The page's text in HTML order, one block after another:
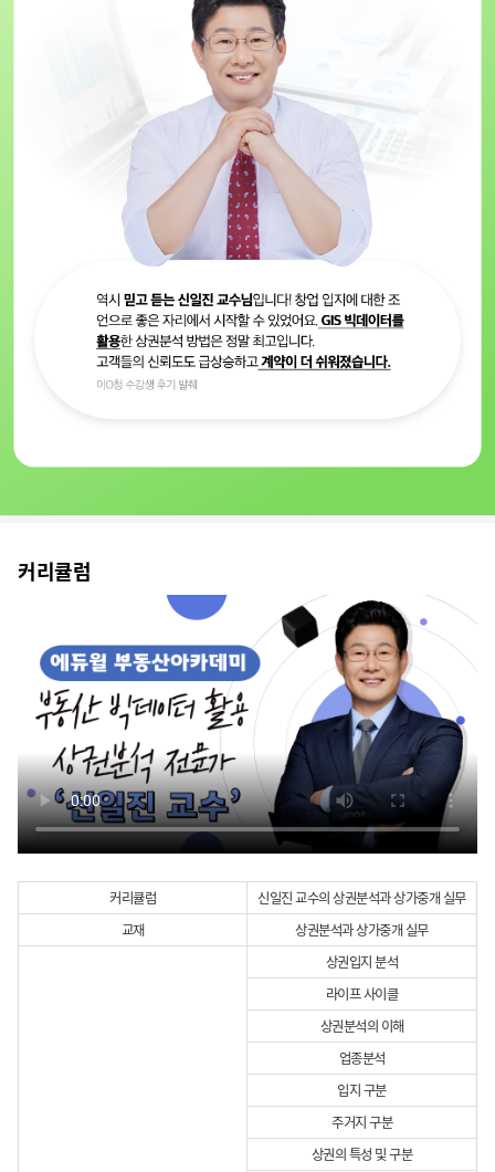
커리큘럼
커리큘럼
신일진 교수의 상권분석과 상가중개 실무
교재
상권분석과 상가중개 실무
상권입지 분석
라이프 사이클
상권분석의 이해
업종분석
입지 구분
주거지 구분
상권의 특성 및 구분